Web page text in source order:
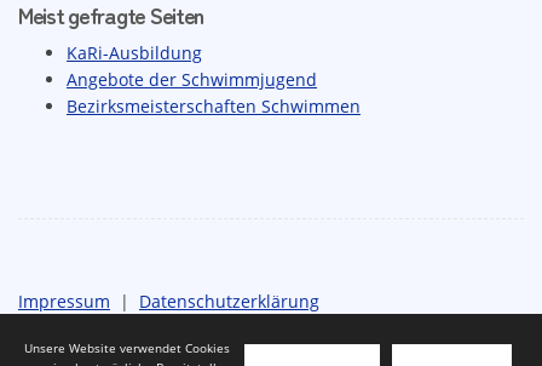
Meist gefragte Seiten
KaRi-Ausbildung
Angebote der Schwimmjugend
Bezirksmeisterschaften Schwimmen
Impressum | Datenschutzerklärung
Unsere Website verwendet Cookies